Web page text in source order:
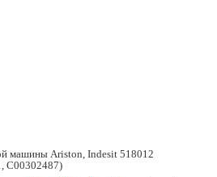
машины Ariston, Indesit 518012
C00302487)